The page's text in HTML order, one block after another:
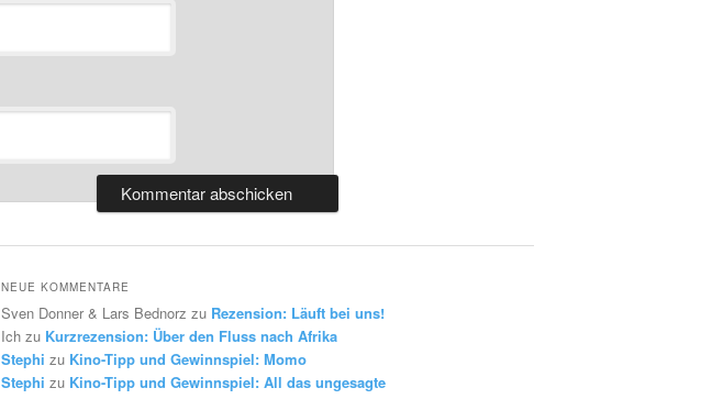
NEUE KOMMENTARE
Sven Donner & Lars Bednorz zu Rezension: Läuft bei uns!
Ich zu Kurzrezension: Über den Fluss nach Afrika
Stephi zu Kino-Tipp und Gewinnspiel: Momo
Stephi zu Kino-Tipp und Gewinnspiel: All das ungesagte